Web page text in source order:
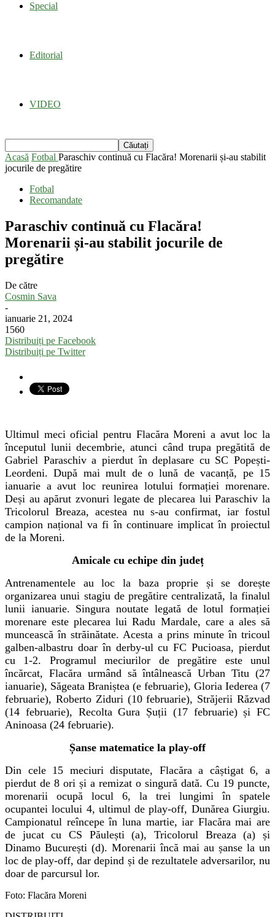
Special
Editorial
VIDEO
Acasă Fotbal Paraschiv continuă cu Flacăra! Morenarii și-au stabilit
jocurile de pregătire
Fotbal
Recomandate
Paraschiv continuă cu Flacăra!
Morenarii și-au stabilit jocurile de
pregătire
De către
Cosmin Sava
-
ianuarie 21, 2024
1560
Distribuiți pe Facebook
Distribuiți pe Twitter
Ultimul meci oficial pentru Flacăra Moreni a avut loc la
începutul lunii decembrie, atunci când trupa pregătită de
Gabriel Paraschiv a pierdutîn deplasare cu SC Popești-
Leordeni. După mai mult de o lună de vacanță, pe 15
ianuarie a avut loc reunirea lotului formației morenare.
Deși au apărut zvonuri legate de plecarea lui Paraschiv la
Tricolorul Breaza, acestea nu s-au confirmat, iar fostul
campion național va fi în continuare implicat în proiectul
de la Moreni.
Amicale cu echipe din județ
Antrenamentele au loc la baza proprie și se dorește
organizarea unui stagiu de pregătire centralizată, la finalul
lunii ianuarie. Singura noutate legată de lotul formației
morenare este plecarea lui Radu Mardale, care a ales să
muncească în străinătate. Acesta a prins minute în tricoul
galben-albastru doar în derby-ul cu FC Pucioasa, pierdut
cu 1-2. Programul meciurilor de pregătire este unul
încărcat, Flacăra urmând să întâlnească Urban Titu (27
ianuarie), Săgeata Braniștea (e februarie), Gloria Iederea (7
februarie), Roberto Ziduri (10februarie), Străjerii Răzvad
(14 februarie), Recolta Gura Șuții (17 februarie) și FC
Aninoasa (24 februarie).
Șanse matematice la play-off
Din cele 15 meciuri disputate, Flacăra a câștigat 6, a
pierdut de 8 ori și a remizat o singură dată. Cu 19 puncte,
morenarii ocupă locul 6, la trei lungimi în spatele
ocupantei locului 4, ultimul de play-off, Dunărea Giurgiu.
Campionatul reîncepe în luna martie, iar Flacăra mai are
de jucat cu CS Păulești (a), Tricolorul Breaza (a) și
Dinamo București (d). Morenarii încă mai au șanse la un
loc de play-off, dar depind și de rezultatele adversarilor, nu
doar de parcursul lor.
Foto: Flacăra Moreni